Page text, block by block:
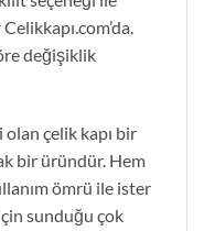
değişiklik
çelik kapı bir
bir üründür. Hem
ömrü ile ister
sunduğu çok